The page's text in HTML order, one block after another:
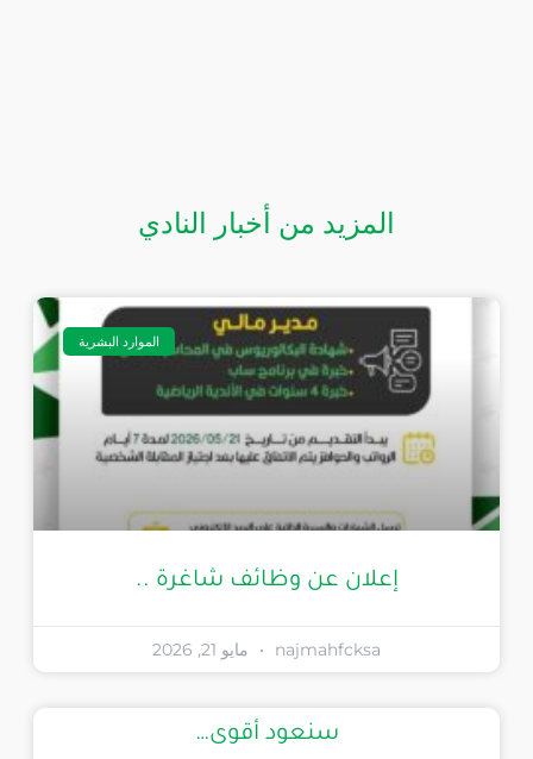
المزيد من أخبار النادي
الموارد البشرية
إعلان عن وظائف شاغرة ..
najmahfcksa مايو 21, 2026
سنعود أقوى…